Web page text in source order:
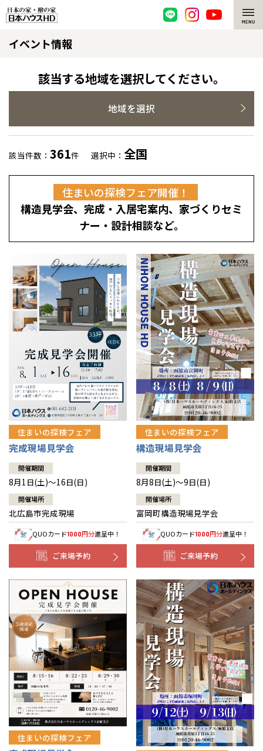
脱炭素・檜の家
環境にやさしい、脱炭素社会の住宅
耐震構造
高耐久住宅
高断熱・高気密の家
エネルギー自給自足
感謝訪問・長期保証
直営工事
1メーターモジュール
冷暖房標準装備
24時間対応コールセンター
デザイン賞各種受賞
セントラルヒーティング
選ばれる理由
檜の魅力 トップ
檜と日本人
1000年を超えて生きる檜
知られざる檜の効果・作用
理想の木材「檜」
注文住宅
グレートステージ
平屋の家
外観・インテリア集
暮らし方提案
住まいのコラム
住まいのお手入れ集
リフォーム トップ
選ばれる理由
リフォームの流れ
介護保険利用で快適リフォーム
賃貸併用住宅のメリット
安心のサポートシステム
展示場案内
分譲住宅・土地
分譲マンション
分譲マンション トップ
ワザックとは
高い信頼性
安心の管理体制
ギャラリー
会社情報
会社情報 トップ
ニュースリリース
代表ごあいさつ
企業理念
会社概要
事業部紹介
IR情報
木材調達指針
グループ会社紹介
CMギャラリー
採用情報
お問い合わせ
会員サイト
イベント情報
該当する地域を選択してください。
地域を選択
該当件数： 361件 選択中： 全国
住まいの探検フェア開催！
構造見学会、完成・入居宅案内、家づくりセミ
ナー・設計相談など。
住まいの探検フェア
完成現場見学会
開催期間
8月1日(土)～16日(日)
開催場所
北広島市完成現場
QUOカード1000円分進呈中！
ご来場予約
住まいの探検フェア
構造現場見学会
開催期間
8月8日(土)～9日(日)
開催場所
富岡町構造現場見学会
QUOカード1000円分進呈中！
ご来場予約
住まいの探検フェア